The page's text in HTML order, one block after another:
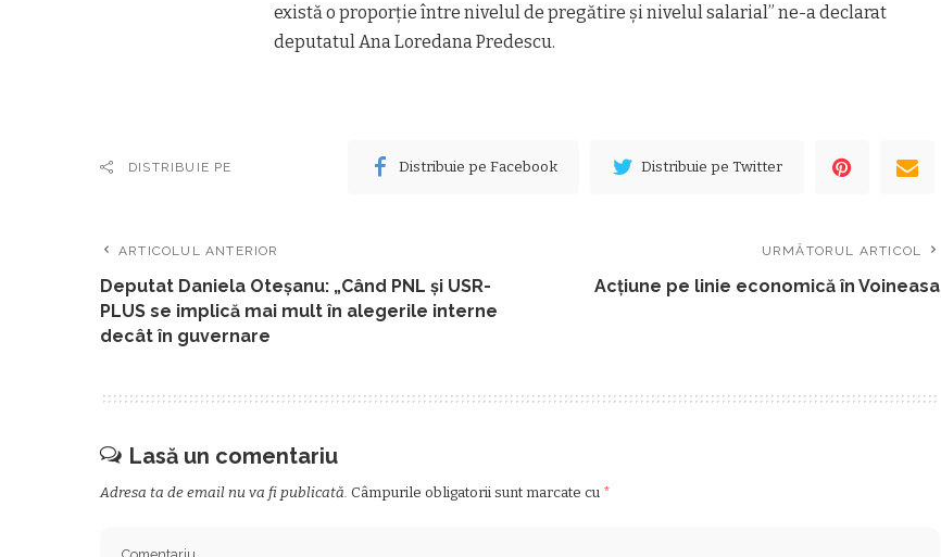
există o proporție între nivelul de pregătire și nivelul salarial” ne-a declarat
deputatul Ana Loredana Predescu.
DISTRIBUIE PE Distribuie pe Facebook Distribuie pe Twitter
ARTICOLUL ANTERIOR
Deputat Daniela Oteșanu: „Când PNL și USR-
PLUS se implică mai mult în alegerile interne
decât în guvernare
URMĂTORUL ARTICOL
Acțiune pe linie economică în Voineasa
Lasă un comentariu
Adresa ta de email nu va fi publicată. Câmpurile obligatorii sunt marcate cu *